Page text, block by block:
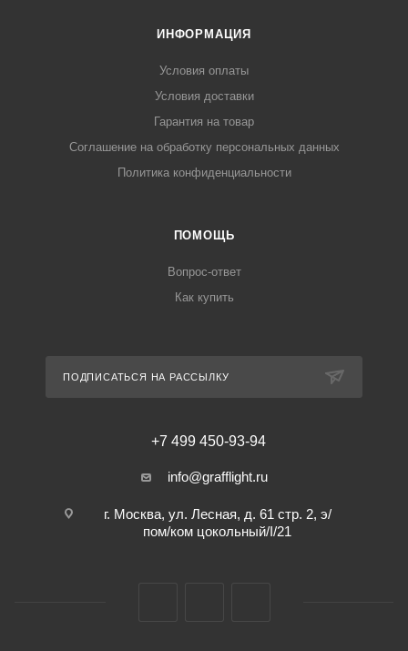
ИНФОРМАЦИЯ
Условия оплаты
Условия доставки
Гарантия на товар
Соглашение на обработку персональных данных
Политика конфиденциальности
ПОМОЩЬ
Вопрос-ответ
Как купить
ПОДПИСАТЬСЯ НА РАССЫЛКУ
+7 499 450-93-94
info@grafflight.ru
г. Москва, ул. Лесная, д. 61 стр. 2, э/
пом/ком цокольный/I/21